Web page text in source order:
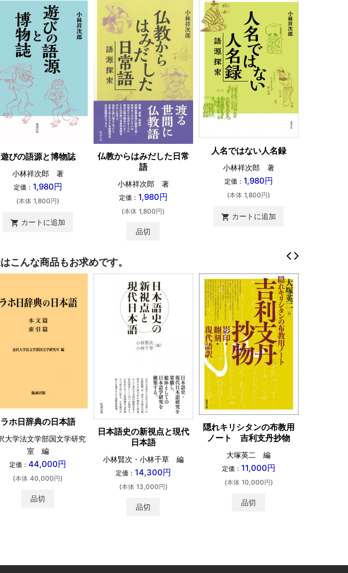
遊びの語源と博物誌
小林祥次郎 著
定価： 1,980円
(本体 1,800円)
shopping_cart カートに追加
仏教からはみだした日常
語
小林祥次郎 著
定価： 1,980円
(本体 1,800円)
品切
人名ではない人名録
小林祥次郎 著
定価： 1,980円
(本体 1,800円)
shopping_cart カートに追加
こんな商品もお求めです。
ラホ日辞典の日本語
大学法文学部国文学研究
室 編
定価： 44,000円
(本体 40,000円)
品切
日本語史の新視点と現代
日本語
小林賢次・小林千草 編
定価： 14,300円
(本体 13,000円)
品切
隠れキリシタンの布教用
ノート 吉利支丹抄物
大塚英二 編
定価： 11,000円
(本体 10,000円)
品切